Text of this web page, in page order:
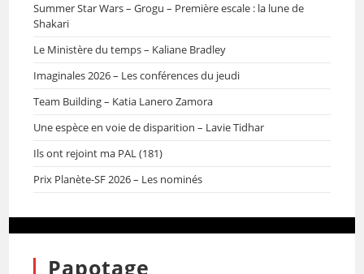
Summer Star Wars – Grogu – Première escale : la lune de
Shakari
Le Ministère du temps – Kaliane Bradley
Imaginales 2026 – Les conférences du jeudi
Team Building – Katia Lanero Zamora
Une espèce en voie de disparition – Lavie Tidhar
Ils ont rejoint ma PAL (181)
Prix Planète-SF 2026 – Les nominés
Papotage